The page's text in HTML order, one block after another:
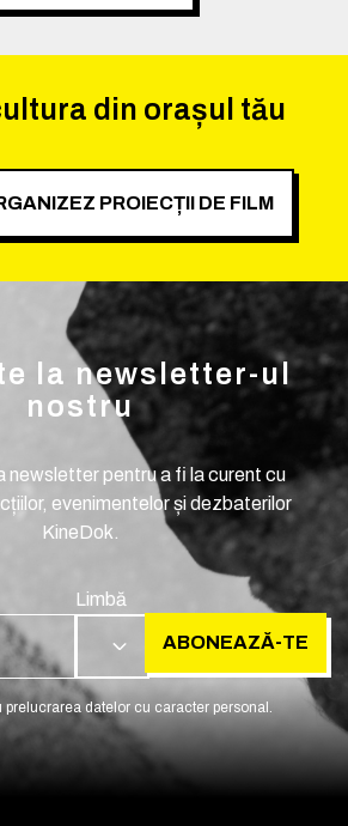
din orașul tău
PROIECȚII DE FILM
la newsletter-ul
nostru
newsletter pentru a fi la curent cu
evenimentelor și dezbaterilor
KineDok.
Limbă
RO ABONEAZĂ-TE
datelor cu caracter personal.